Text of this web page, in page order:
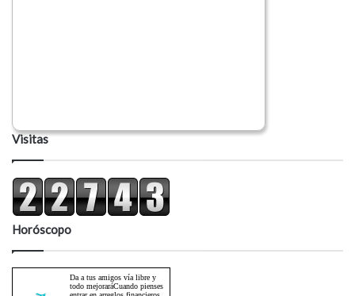
Visitas
Horóscopo